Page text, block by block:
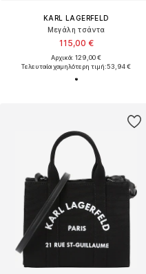
KARL LAGERFELD
Μεγάλη τσάντα
115,00 €
Αρχικά: 129,00 €
Τελευταία χαμηλότερη τιμή:53,94 €